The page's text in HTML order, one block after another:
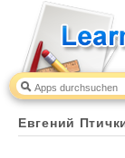
Евгений